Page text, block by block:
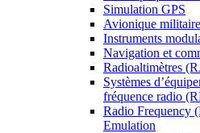
Simulation GPS
Avionique militaire
Instruments
Navigation et
Radioaltimètres
Systèmes
fréquence radio
Radio Frequency
Emulation